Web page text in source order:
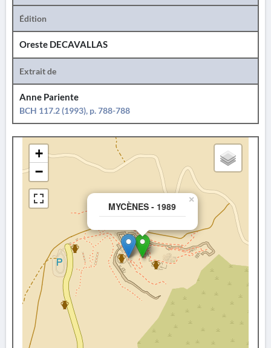
Édition
Oreste DECAVALLAS
Extrait de
Anne Pariente
BCH 117.2 (1993), p. 788-788
MYCÈNES - 1989
×
+
−